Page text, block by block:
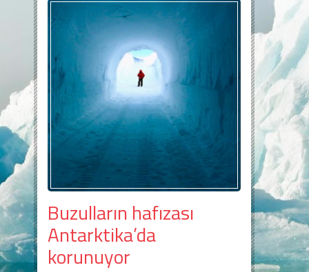
Buzulların hafızası
Antarktika’da
korunuyor